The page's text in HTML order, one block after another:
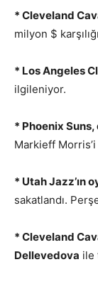
* Cleveland
milyon $
* Los Angeles
ilgileniyor.
* Phoenix
Markieff Morris’i
* Utah Jazz’ın
sakatlandı.
* Cleveland
Dellevedova ile